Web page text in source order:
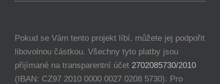
Pokud se Vám tento projekt líbí, můžete jej podpořit
libovolnou částkou. Všechny tyto platby jsou
přijímané na transparentní účet 2702085730/2010
(IBAN: CZ97 2010 0000 0027 0208 5730). Pro